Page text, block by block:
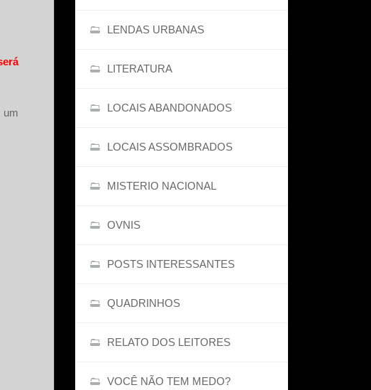
um
LENDAS URBANAS
LITERATURA
LOCAIS ABANDONADOS
LOCAIS ASSOMBRADOS
MISTERIO NACIONAL
OVNIS
POSTS INTERESSANTES
QUADRINHOS
RELATO DOS LEITORES
VOCÊ NÃO TEM MEDO?